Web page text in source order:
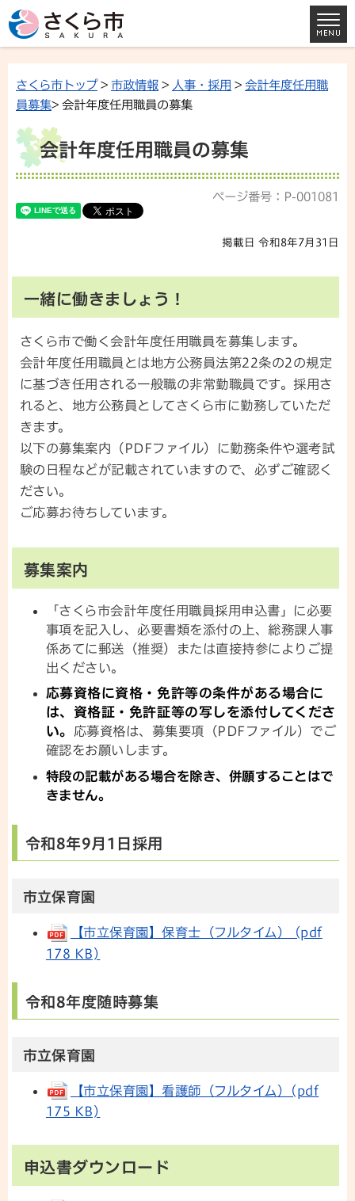
さくら市トップ> 市政情報 > 人事・採用 > 会計年度任用職
員募集> 会計年度任用職員の募集
会計年度任用職員の募集
ページ番号：P-001081
掲載日 令和8年7月31日
一緒に働きましょう！
さくら市で働く会計年度任用職員を募集します。
会計年度任用職員とは地方公務員法第22条の2の規定
に基づき任用される一般職の非常勤職員です。採用さ
れると、地方公務員としてさくら市に勤務していただ
きます。
以下の募集案内（PDFファイル）に勤務条件や選考試
験の日程などが記載されていますので、必ずご確認く
ださい。
ご応募お待ちしています。
募集案内
「さくら市会計年度任用職員採用申込書」に必要
事項を記入し、必要書類を添付の上、総務課人事
係あてに郵送（推奨）または直接持参によりご提
出ください。
応募資格に資格・免許等の条件がある場合に
は、資格証・免許証等の写しを添付してくださ
い。 応募資格は、募集要項（PDFファイル）でご
確認をお願いします。
特段の記載がある場合を除き、併願することはで
きません。
令和8年9月1日採用
市立保育園
【市立保育園】保育士（フルタイム） (pdf
178 KB)
令和8年度随時募集
市立保育園
【市立保育園】看護師（フルタイム）(pdf
175 KB)
申込書ダウンロード